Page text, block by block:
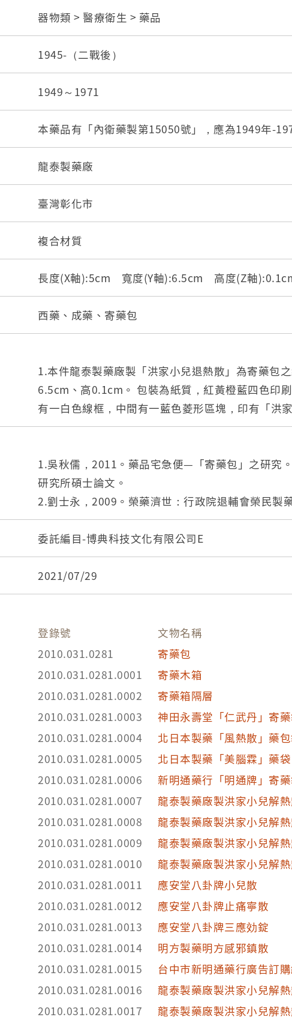
器物類 > 醫療衛生 > 藥品
1945-（二戰後）
1949～1971
本藥品有「內衛藥製第15050號」，應為1949年-
龍泰製藥廠
臺灣彰化市
複合材質
長度(X軸):5cm 寬度(Y軸):6.5cm 高度(Z軸
西藥、成藥、寄藥包
1.本件龍泰製藥廠製「洪家小兒退熱散」為寄藥包
6.5cm、高0.1cm。 包裝為紙質，紅黃橙藍四色印
有一白色線框，中間有一藍色菱形區塊，印有「洪
稱，菱形上端有龍泰製藥八卦山商標圖案，藥品名
插圖及「感冒」、「發熱」字樣，菱形下端有一黃
藥商名「龍泰製藥廠」，並搭配印有「高貴藥」三
形兩側還印「四季感冒」「支氣管炎」小字標註。
白色線框，框內載明該藥品的適應症、用法、用量
左邊則印上龍泰藥廠、地址及製藥者洪燈烟及其半
料，人像照上方有一紅色箭頭框線內有「處方」表
上端印有「Lot No. (第二批）66525」字樣，右側印有「內衛藥製字第一
五〇五〇號」。本件包裝袋有發霉狀況，包裝底色
的褐色霉斑。
2.本藥品主要功效為治療感冒、發熱、頭痛、支氣
症狀，為一般常見成藥。
3.1949年國民政府遷台後，積極鼓勵民間設置藥廠
足的目標，因此小型藥廠大幅增加，大部分以生產
為1950年-1970年臺灣醫療服務的主流。
1.吳秋儒，2011。藥品宅急便—「寄藥包」之研究
研究所碩士論文。
2.劉士永，2009。榮藥濟世：行政院退輔會榮民製
局編輯，臺灣產業經濟檔案數位典藏專題選輯印記
行政院檔案管理局。
3.內衛藥製第15050號，西藥、醫療器材及化粧品
生福利部食品藥物管理署，2021/5/26。
委託編目-博典科技文化有限公司E
2021/07/29
登錄號
文物名稱
2010.031.0281
寄藥包
2010.031.0281.0001
寄藥木箱
2010.031.0281.0002
寄藥箱隔層
2010.031.0281.0003
神田永壽堂「仁武丹」寄
2010.031.0281.0004
北日本製藥「風熱散」藥
2010.031.0281.0005
北日本製藥「美腦霖」藥袋
2010.031.0281.0006
新明通藥行「明通牌」寄
2010.031.0281.0007
龍泰製藥廠製洪家小兒解
2010.031.0281.0008
龍泰製藥廠製洪家小兒解
2010.031.0281.0009
龍泰製藥廠製洪家小兒解
2010.031.0281.0010
龍泰製藥廠製洪家小兒解
2010.031.0281.0011
應安堂八卦牌小兒散
2010.031.0281.0012
應安堂八卦牌止痛寧散
2010.031.0281.0013
應安堂八卦牌三應効錠
2010.031.0281.0014
明方製藥明方感邪鎮散
2010.031.0281.0015
台中市新明通藥行廣告訂
2010.031.0281.0016
龍泰製藥廠製洪家小兒解
2010.031.0281.0017
龍泰製藥廠製洪家小兒解